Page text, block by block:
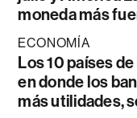
moneda más
ECONOMÍA
Los 10 países
en donde los
más utilidades,